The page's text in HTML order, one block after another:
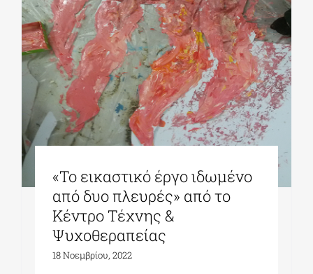
«Το εικαστικό έργο ιδωμένο
από δυο πλευρές» από το
Κέντρο Τέχνης &
Ψυχοθεραπείας
18 Νοεμβρίου, 2022